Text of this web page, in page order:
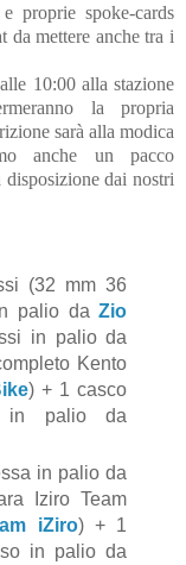
proprie spoke-cards
da mettere anche tra i
10:00 alla stazione
la propria
sarà alla modica
anche un pacco
disposizione dai nostri
(32 mm 36
palio daZio
in palio da
Kento
) + 1 casco
in palio da
in palio da
Iziro Team
iZiro) + 1
in palio da